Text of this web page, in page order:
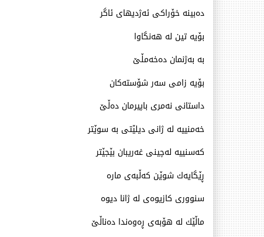
ده‌بینه‌ خۆراكی ئه‌ژدیهای ئاگر
بۆیه‌ تین له‌ هه‌نگاوا
به‌ به‌ژنمان ده‌خه‌مڵێ
بۆیه‌ زامی سه‌ر شۆسته‌كان
داستانی نه‌مری باپیرمان ده‌ڵێ
خه‌منییه‌ له‌ ژانی دیلێتی به‌ سوێتر
كه‌سنییه‌ له‌چینی غه‌ریبان بێجێتر
ڕێگایه‌ك شوێن كه‌ڵبه‌ی ماره‌
سنووری كازیوه‌ی له‌ ژانا دیوه‌
ماڵێك له‌ هۆبه‌ی ڕه‌وه‌ندا ده‌ناڵێ